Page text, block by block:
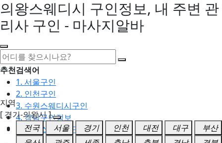
의왕스웨디시 구인정보, 내 주변 관
리사 구인 - 마사지알바
추천검색어
1. 서울구인
2. 인천구인
3. 수원스웨디시구인
4. 강남구인정보
5. 동탄스웨디시구인
지역
[ 경기-의왕시 ]
전국
서울 경기 인천 대전 대구
부산